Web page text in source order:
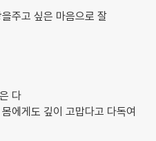
주고 싶은 마음으로 잘
다
에게도 깊이 고맙다고 다독여